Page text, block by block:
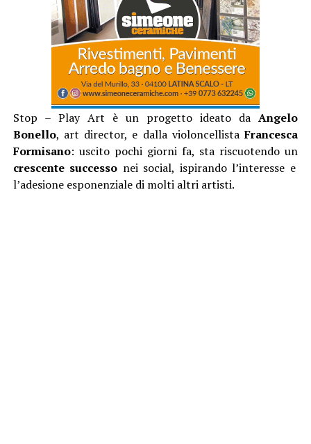
Stop – Play Art è un progetto ideato daAngelo
Bonello, art director, e dalla violoncellistaFrancesca
Formisano: uscito pochi giorni fa, sta riscuotendo un
crescente successo nei social, ispirando l’interesse e
l’adesione esponenziale di molti altri artisti.